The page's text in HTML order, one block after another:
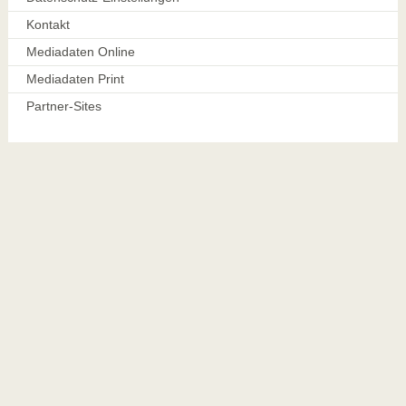
Kontakt
Mediadaten Online
Mediadaten Print
Partner-Sites